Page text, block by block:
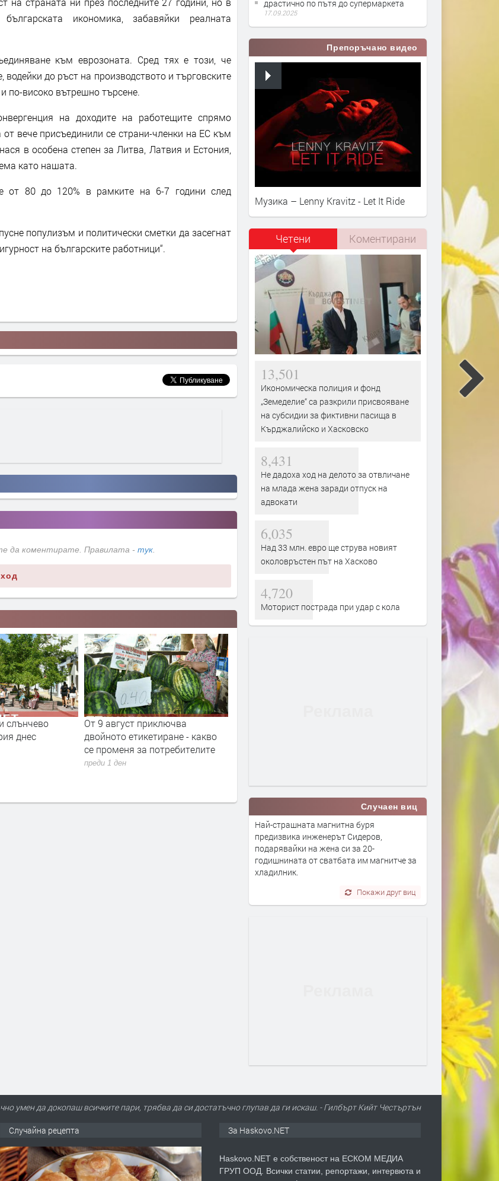
икономика, забавяйки реалната
към еврозоната. Сред тях е този, че
до ръст на производството и търговските
по-високо вътрешно търсене.
на доходите на работещите спрямо
вече присъединили се страни-членки на ЕС към
в особена степен за Литва, Латвия и Естония,
като нашата.
от 80 до 120% в рамките на 6-7 години след
популизъм и политически сметки да засегнат
на българските работници“.
да коментирате. Правилата - тук.
слънчево
днес
От 9 август приключва
двойното етикетиране - какво
се променя за потребителите
преди 1 ден
В Европа се диша по-чист
въздух, но климатът
драстично по пътя до супермаркета
17.09.2025
Препоръчано видео
Музика – Lenny Kravitz - Let It Ride
Четени Коментирани
13,501
Икономическа полиция и фонд
„Земеделие“ са разкрили присвояване
на субсидии за фиктивни пасища в
Кърджалийско и Хасковско
8,431
Не дадоха ход на делото за отвличане
на млада жена заради отпуск на
адвокати
6,035
Над 33 млн. евро ще струва новият
околовръстен път на Хасково
4,720
Моторист пострада при удар с кола
Случаен виц
Най-страшната магнитна буря
предизвика инженерът Сидеров,
подарявайки на жена си за 20-
годишнината от сватбата им магнитче за
хладилник.
Покажи друг виц
умен да докопаш всичките пари, трябва да си достатъчно глупав да ги искаш. - Гилбърт Кийт Честъртън
Случайна рецепта За Haskovo.NET
Haskovo.NET е собственост на ЕСКОМ МЕДИА
ГРУП ООД. Всички статии, репортажи, интервюта и